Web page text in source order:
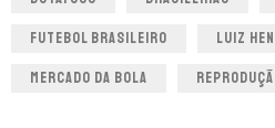
FUTEBOL BRASILEIRO LUIZ
MERCADO DA BOLA